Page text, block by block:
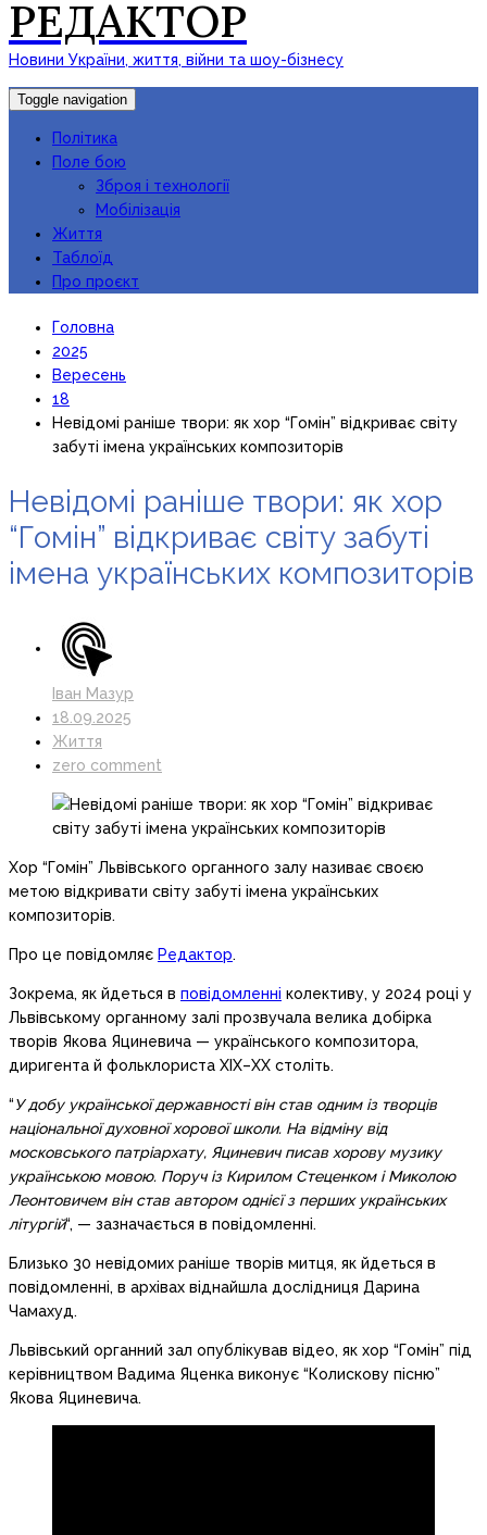
РЕДАКТОР
Новини України, життя, війни та шоу-бізнесу
Toggle navigation
Політика
Поле бою
Зброя і технології
Мобілізація
Життя
Таблоїд
Про проєкт
Головна
2025
Вересень
18
Невідомі раніше твори: як хор “Гомін” відкриває світу
забуті імена українських композиторів
Невідомі раніше твори: як хор
“Гомін” відкриває світу забуті
імена українських композиторів
Іван Мазур
18.09.2025
Життя
zero comment
Хор “Гомін” Львівського органного залу називає своєю
метою відкривати світу забуті імена українських
композиторів.
Про це повідомляє Редактор.
Зокрема, як йдеться в повідомленні колективу, у 2024 році у
Львівському органному залі прозвучала велика добірка
творів Якова Яциневича — українського композитора,
диригента й фольклориста XIX–XX століть.
“У добу української державності він став одним із творців
національної духовної хорової школи. На відміну від
московського патріархату, Яциневич писав хорову музику
українською мовою. Поруч із Кирилом Стеценком і Миколою
Леонтовичем він став автором однієї з перших українських
літургій“, — зазначається в повідомленні.
Близько 30 невідомих раніше творів митця, як йдеться в
повідомленні, в архівах віднайшла дослідниця Дарина
Чамахуд.
Львівський органний зал опублікував відео, як хор “Гомін” під
керівництвом Вадима Яценка виконує “Колискову пісню”
Якова Яциневича.